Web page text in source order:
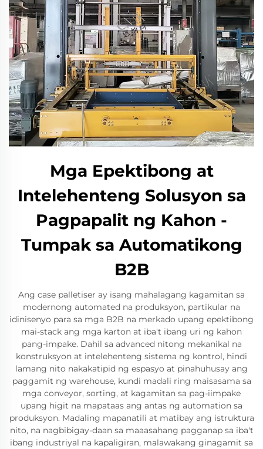
Mga Epektibong at
Intelehenteng Solusyon sa
Pagpapalit ng Kahon -
Tumpak sa Automatikong
B2B
Ang case palletiser ay isang mahalagang kagamitan sa
modernong automated na produksyon, partikular na
idinisenyo para sa mga B2B na merkado upang epektibong
mai-stack ang mga karton at iba't ibang uri ng kahon
pang-impake. Dahil sa advanced nitong mekanikal na
konstruksyon at intelehenteng sistema ng kontrol, hindi
lamang nito nakakatipid ng espasyo at pinahuhusay ang
paggamit ng warehouse, kundi madali ring maisasama sa
mga conveyor, sorting, at kagamitan sa pag-iimpake
upang higit na mapataas ang antas ng automation sa
produksyon. Madaling mapanatili at matibay ang istruktura
nito, na nagbibigay-daan sa maaasahang pagganap sa iba't
ibang industriyal na kapaligiran, malawakang ginagamit sa